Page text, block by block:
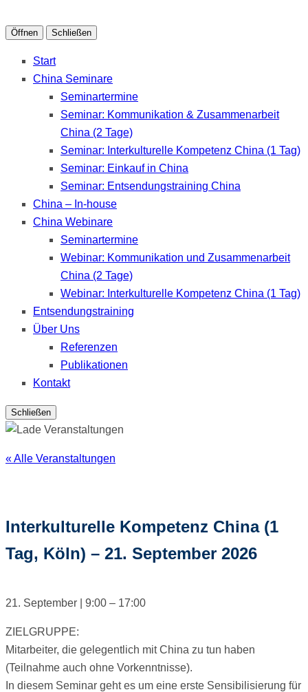
Öffnen Schließen
Start
China Seminare
Seminartermine
Seminar: Kommunikation & Zusammenarbeit
China (2 Tage)
Seminar: Interkulturelle Kompetenz China (1 Tag)
Seminar: Einkauf in China
Seminar: Entsendungstraining China
China – In-house
China Webinare
Seminartermine
Webinar: Kommunikation und Zusammenarbeit
China (2 Tage)
Webinar: Interkulturelle Kompetenz China (1 Tag)
Entsendungstraining
Über Uns
Referenzen
Publikationen
Kontakt
Schließen
« Alle Veranstaltungen
Interkulturelle Kompetenz China (1
Tag, Köln) – 21. September 2026
21. September 9:00 – 17:00
ZIELGRUPPE:
Mitarbeiter, die gelegentlich mit China zu tun haben
(Teilnahme auch ohne Vorkenntnisse).
In diesem Seminar geht es um eine erste Sensibilisierung für